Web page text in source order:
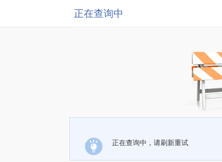
正在查询中
正在查询中，请刷新重试